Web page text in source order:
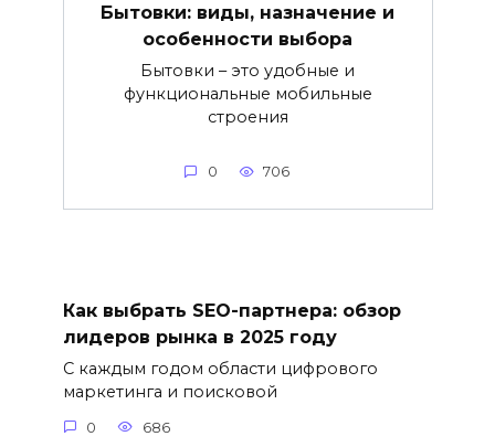
Бытовки: виды, назначение и
особенности выбора
Бытовки – это удобные и
функциональные мобильные
строения
0 706
Как выбрать SEO-партнера: обзор
лидеров рынка в 2025 году
С каждым годом области цифрового
маркетинга и поисковой
0 686